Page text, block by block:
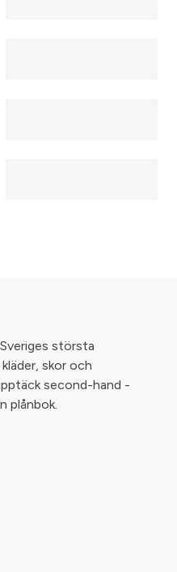
största
skor och
second-hand -
plånbok.